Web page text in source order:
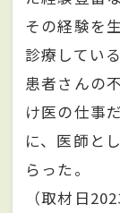
その経験を
診療してい
患者さんの
け医の仕事
に、医師と
らった。
（取材日